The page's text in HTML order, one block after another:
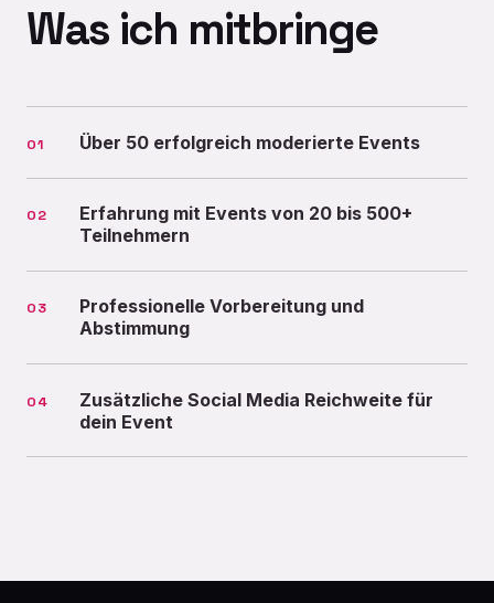
Was ich mitbringe
01 Über 50 erfolgreich moderierte Events
02
Erfahrung mit Events von 20 bis 500+
Teilnehmern
03
Professionelle Vorbereitung und
Abstimmung
04
Zusätzliche Social Media Reichweite für
dein Event